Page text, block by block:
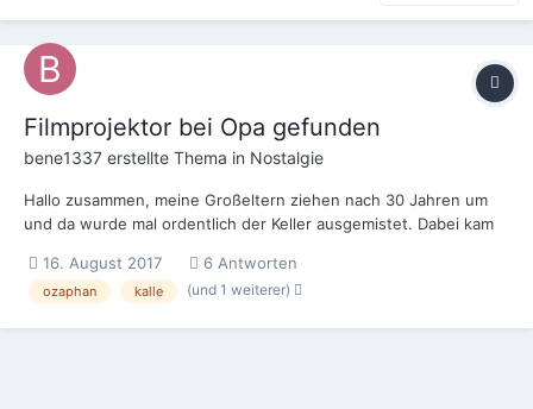
Filmprojektor bei Opa gefunden
bene1337 erstellte Thema in Nostalgie
Hallo zusammen, meine Großeltern ziehen nach 30 Jahren um
und da wurde mal ordentlich der Keller ausgemistet. Dabei kam
Da ich leider so gar keine Ahnung von der Materie habe, dachte
ich mir, dass mir in diesem Forum vielleicht weiter...
16. August 2017 6 Antworten
ozaphan kalle (und 1 weiterer)